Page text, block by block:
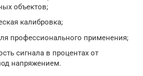
объектов;
калибровка;
профессионального применения;
сигнала в процентах от
напряжением.